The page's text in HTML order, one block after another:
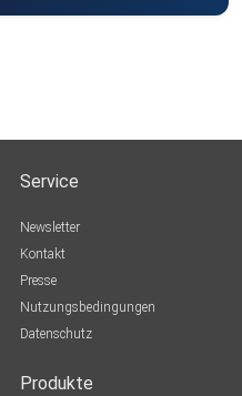
Service
Newsletter
Kontakt
Presse
Nutzungsbedingungen
Datenschutz
Produkte